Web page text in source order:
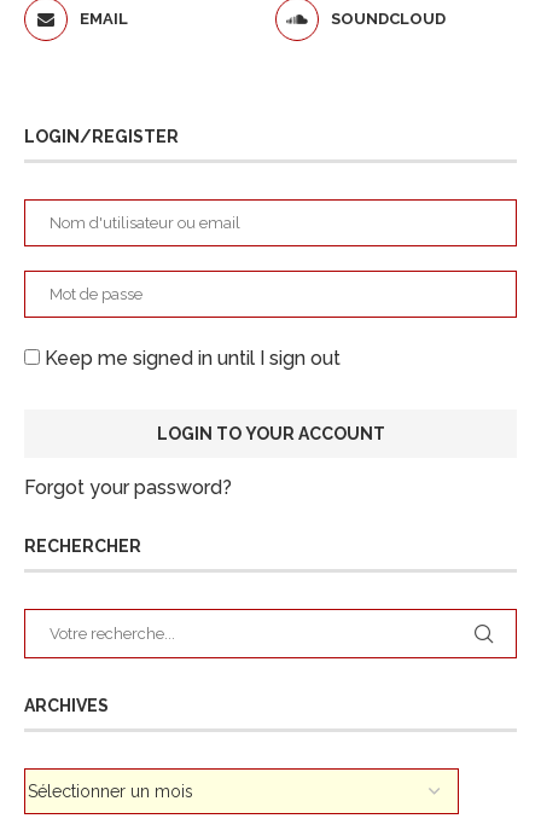
EMAIL SOUNDCLOUD
LOGIN/REGISTER
Keep me signed in until I sign out
Forgot your password?
RECHERCHER
ARCHIVES